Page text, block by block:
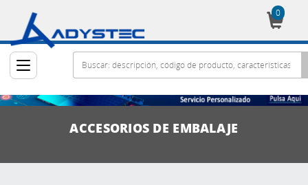
0
ACCESORIOS DE EMBALAJE